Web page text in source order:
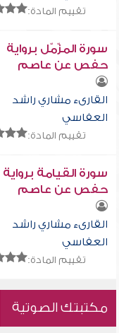
تقييم المادة:
سورة المزّمّل برواية
حفص عن عاصم
القارىء مشاري راشد
العفاسي
تقييم المادة:
سورة القيامة برواية
حفص عن عاصم
القارىء مشاري راشد
العفاسي
تقييم المادة:
مكتبتك الصوتية